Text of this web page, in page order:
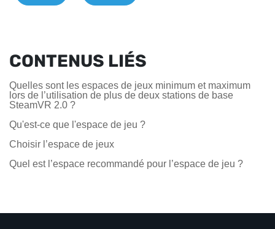
CONTENUS LIÉS
Quelles sont les espaces de jeux minimum et maximum
lors de l’utilisation de plus de deux stations de base
SteamVR 2.0 ?
Qu'est-ce que l'espace de jeu ?
Choisir l’espace de jeux
Quel est l’espace recommandé pour l’espace de jeu ?